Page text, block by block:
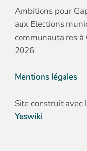
Ambitions pour
aux Elections
communautaires à
2026
Mentions légales
Site construit avec
Yeswiki